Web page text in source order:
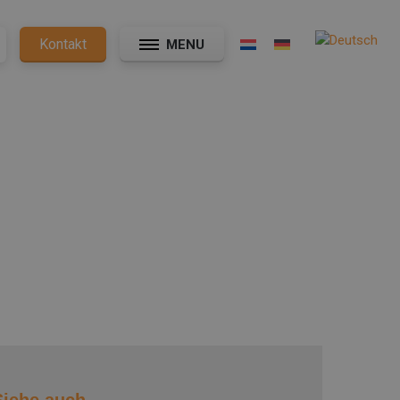
Kontakt MENU